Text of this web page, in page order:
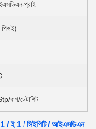
প্রাই
পিওই)
ধাপ/ডেটাশিট
ই 1 / সিইপিটি / আইএসডিএন